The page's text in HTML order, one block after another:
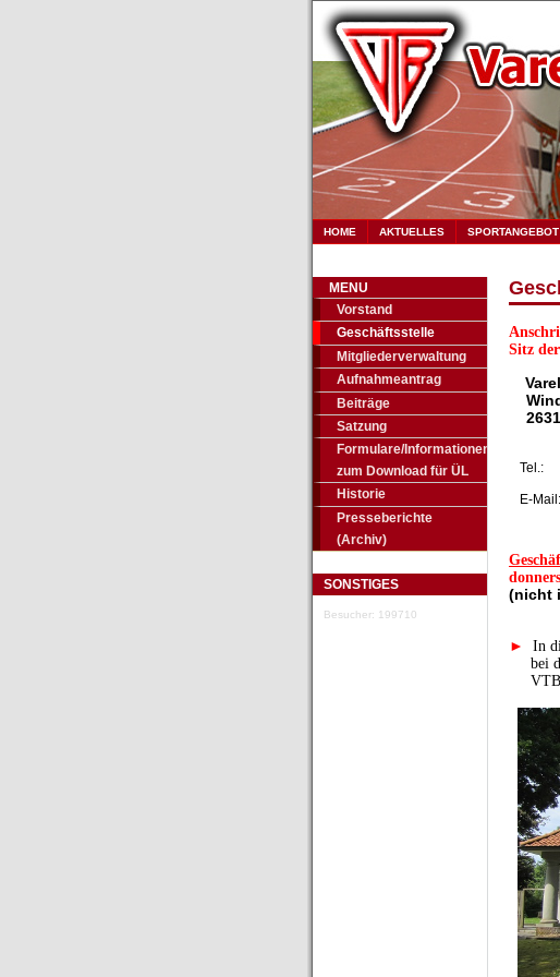
HOME AKTUELLES SPORTANGEBOT
MENU
Vorstand
Geschäftsstelle
Mitgliederverwaltung
Aufnahmeantrag
Beiträge
Satzung
Formulare/Informationen
zum Download für ÜL
Historie
Presseberichte
(Archiv)
SONSTIGES
Besucher: 199710
Sitz
Tel.:
E-Mail:
(nicht
►
In
bei
VTB-